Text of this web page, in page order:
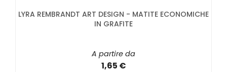
LYRA REMBRANDT ART DESIGN - MATITE ECONOMICHE
IN GRAFITE
A partire da
1,65 €